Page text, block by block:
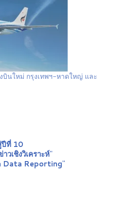
บินใหม่ กรุงเทพฯ-หาดใหญ่ และ
ปีที่ 10
วเชิงวิเคราะห์"
Reporting"